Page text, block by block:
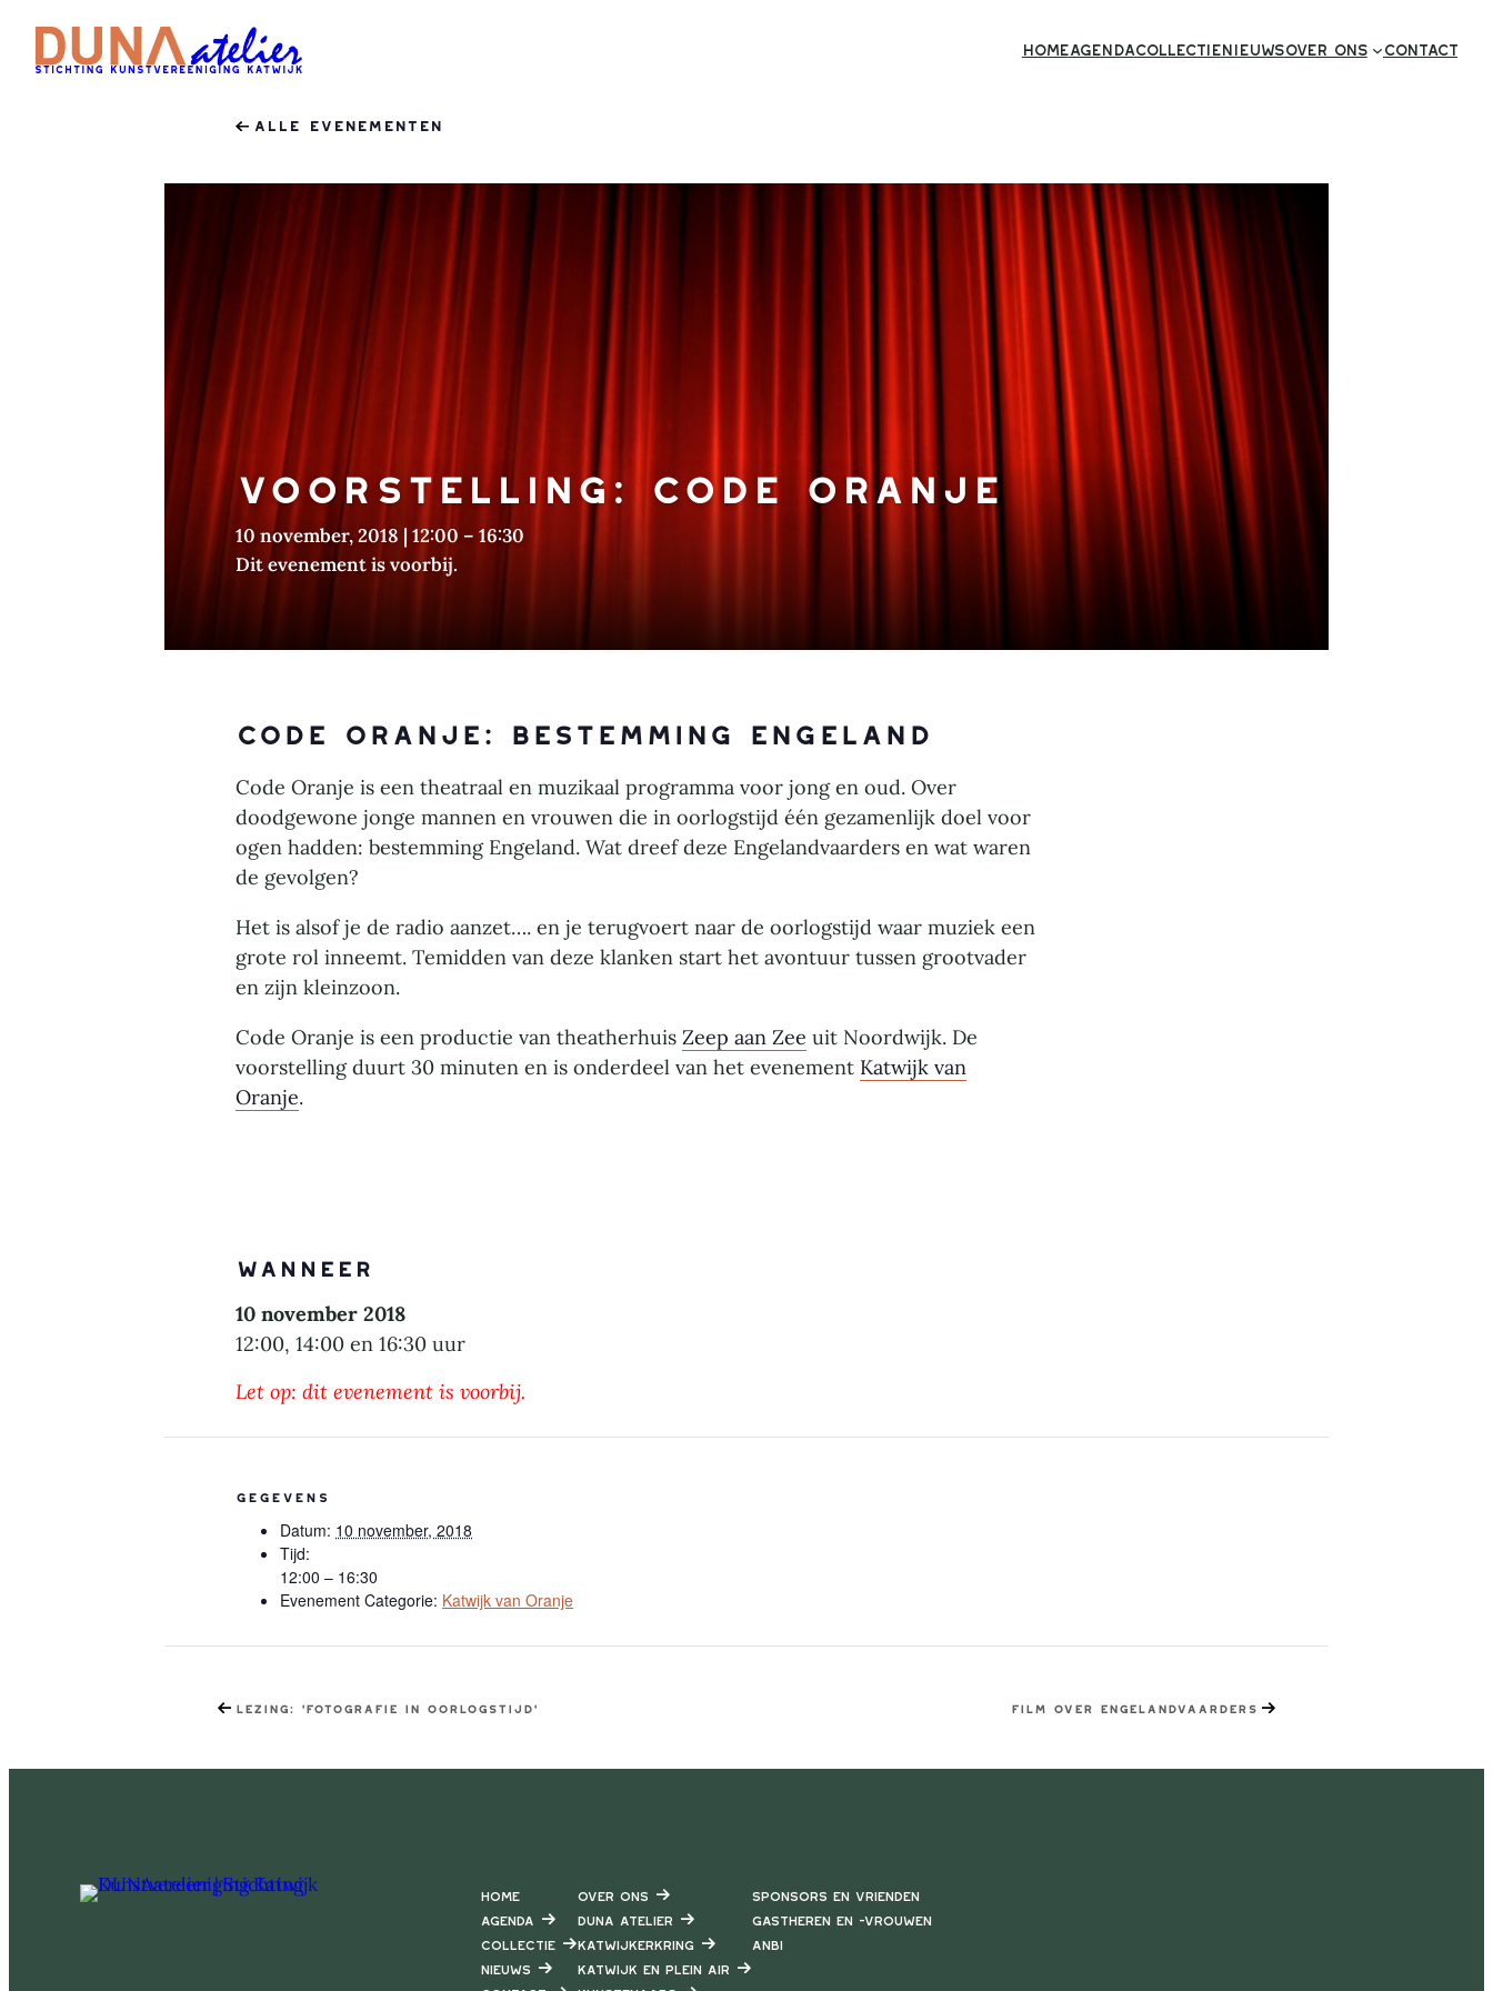
HomeAgendaCollectieNieuwsOver ons Contact
Alle Evenementen
VOORSTELLING: CODE ORANJE
10 november, 2018 | 12:00 – 16:30
Dit evenement is voorbij.
Code Oranje: Bestemming Engeland
Code Oranje is een theatraal en muzikaal programma voor jong en oud. Over
doodgewone jonge mannen en vrouwen die in oorlogstijd één gezamenlijk doel voor
ogen hadden: bestemming Engeland. Wat dreef deze Engelandvaarders en wat waren
de gevolgen?
Het is alsof je de radio aanzet…. en je terugvoert naar de oorlogstijd waar muziek een
grote rol inneemt. Temidden van deze klanken start het avontuur tussen grootvader
en zijn kleinzoon.
Code Oranje is een productie van theatherhuis Zeep aan Zee uit Noordwijk. De
voorstelling duurt 30 minuten en is onderdeel van het evenement Katwijk van
Oranje.
Wanneer
10 november 2018
12:00, 14:00 en 16:30 uur
Let op: dit evenement is voorbij.
GEGEVENS
Datum: 10 november, 2018
Tijd:
12:00 – 16:30
Evenement Categorie: Katwijk van Oranje
Lezing: ‘Fotografie in oorlogstijd’ FILM OVER ENGELANDVAARDERS
Home
Agenda
Collectie
Nieuws
Over ons
DUNA Atelier
Katwijkerkring
Katwijk en Plein air
Sponsors en vrienden
Gastheren en -vrouwen
ANBI